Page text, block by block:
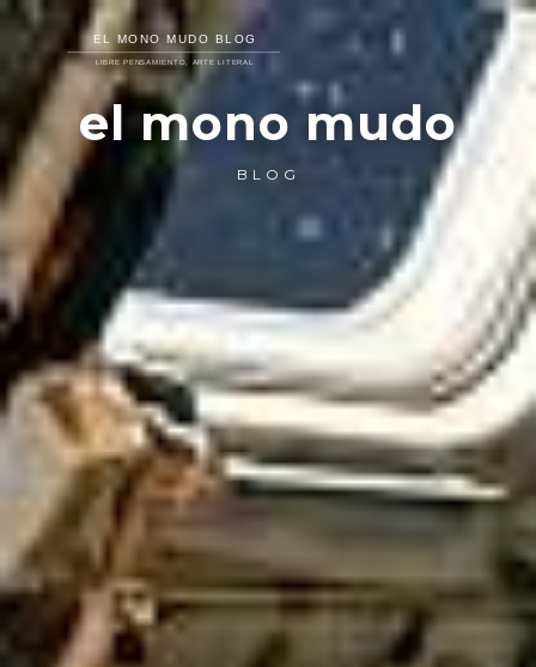
el mono mudo
BLOG